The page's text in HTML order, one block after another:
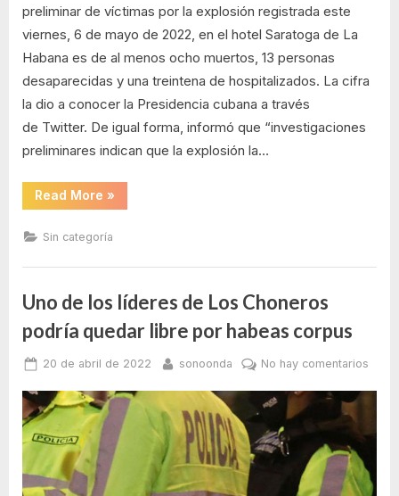
preliminar de víctimas por la explosión registrada este
viernes, 6 de mayo de 2022, en el hotel Saratoga de La
Habana es de al menos ocho muertos, 13 personas
desaparecidas y una treintena de hospitalizados. La cifra
la dio a conocer la Presidencia cubana a través
de Twitter. De igual forma, informó que “investigaciones
preliminares indican que la explosión la…
Read More “Autoridades
confirman
preliminar
de
en
La
»
Sin categoría
Uno de los líderes de Los Choneros
podría quedar libre por habeas corpus
Posted
20 de abril de 2022 By
sonoonda No hay comentarios
Los